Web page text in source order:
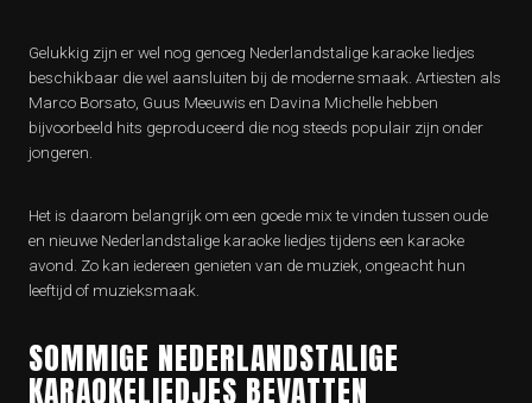
Gelukkig zijn er wel nog genoeg Nederlandstalige karaoke liedjes
beschikbaar die wel aansluiten bij de moderne smaak. Artiesten als
Marco Borsato, Guus Meeuwis en Davina Michelle hebben
bijvoorbeeld hits geproduceerd die nog steeds populair zijn onder
jongeren.
Het is daarom belangrijk om een goede mix te vinden tussen oude
en nieuwe Nederlandstalige karaoke liedjes tijdens een karaoke
avond. Zo kan iedereen genieten van de muziek, ongeacht hun
leeftijd of muzieksmaak.
SOMMIGE NEDERLANDSTALIGE
KARAOKELIEDJES BEVATTEN